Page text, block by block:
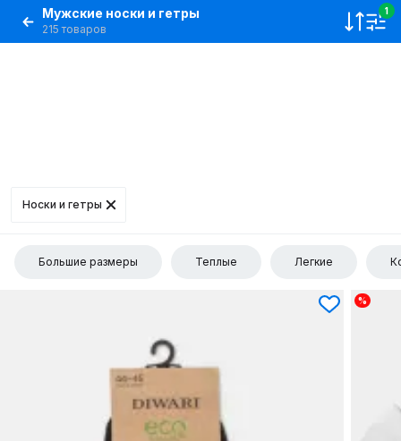
Мужские носки и гетры
215 товаров
1
Носки и гетры
Большие размеры Теплые Легкие
%